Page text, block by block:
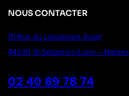
NOUS CONTACTER
19 Rue du Lieutenant Augé
44230 St Sébastien/Loire – Nantes
02 40 89 78 74